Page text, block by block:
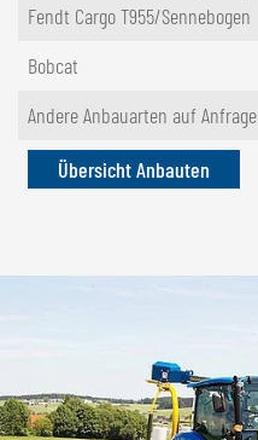
Fendt Cargo T955/Sennebogen
Bobcat
Andere Anbauarten auf Anfrage
Übersicht Anbauten